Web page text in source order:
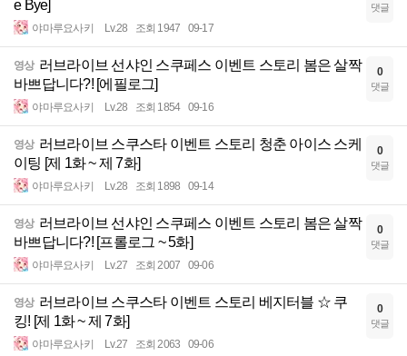
e Bye]
야마루요사키 Lv.28 조회 1947 09-17
댓글
영상 러브라이브 선샤인 스쿠페스 이벤트 스토리 봄은 살짝
바쁘답니다?! [에필로그]
야마루요사키 Lv.28 조회 1854 09-16
0
댓글
영상 러브라이브 스쿠스타 이벤트 스토리 청춘 아이스 스케
이팅 [제 1화 ~ 제 7화]
야마루요사키 Lv.28 조회 1898 09-14
0
댓글
영상 러브라이브 선샤인 스쿠페스 이벤트 스토리 봄은 살짝
바쁘답니다?! [프롤로그 ~ 5화]
야마루요사키 Lv.27 조회 2007 09-06
0
댓글
영상 러브라이브 스쿠스타 이벤트 스토리 베지터블 ☆ 쿠
킹! [제 1화 ~ 제 7화]
야마루요사키 Lv.27 조회 2063 09-06
0
댓글